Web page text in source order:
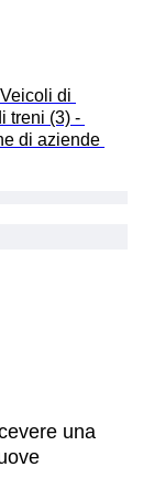
di
treni (3) -
di aziende
una